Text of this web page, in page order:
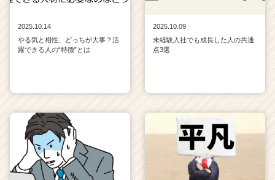
2025.10.14
やる気と相性、どっちが大事？活
躍できる人の“特徴”とは
2025.10.09
未経験入社でも成長した人の共通
点3選